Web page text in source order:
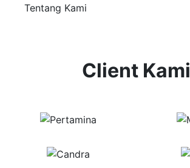
Tentang Kami
Client Kami